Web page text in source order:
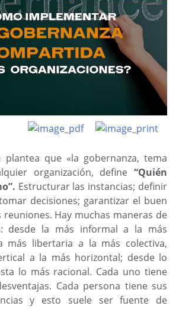
plantea que «la gobernanza, tema
organización, define “Quién
Estructurar las instancias; definir
decisiones; garantizar el buen
Hay muchas maneras de
desde la más informal a la más
más libertaria a la más colectiva,
a la más horizontal; desde lo
lo más racional. Cada uno tiene
Cada persona tiene sus
y esto suele ser fuente de